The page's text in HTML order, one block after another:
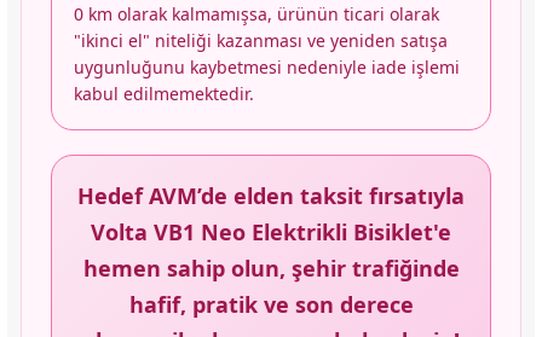
0 km olarak kalmamışsa, ürünün ticari olarak
"ikinci el" niteliği kazanması ve yeniden satışa
uygunluğunu kaybetmesi nedeniyle iade işlemi
kabul edilmemektedir.
Hedef AVM’de elden taksit fırsatıyla
Volta VB1 Neo Elektrikli Bisiklet'e
hemen sahip olun, şehir trafiğinde
hafif, pratik ve son derece